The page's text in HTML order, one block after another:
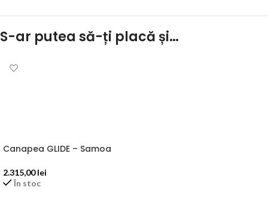
S-ar putea să-ți placă și…
Canapea GLIDE – Samoa
2.315,00lei
În stoc